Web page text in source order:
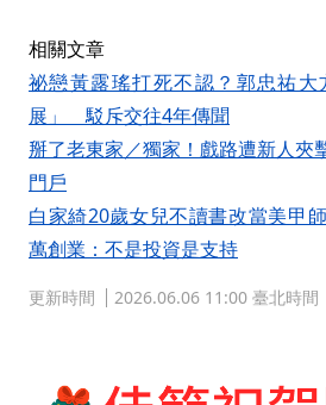
相關文章
祕戀黃露瑤打死不認？郭忠祐
展」 駁斥交往4年傳聞
掰了老東家／獨家！戲路遭新人
門戶
白家綺20歲女兒不讀書改當美甲
萬創業：不是投資是支持
更新時間 2026.06.06 11:00 臺北時間